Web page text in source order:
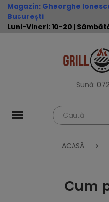
Magazin: Gheorghe
București
Luni-Vineri: 10-20 |
Sună:
ACASĂ
Cum